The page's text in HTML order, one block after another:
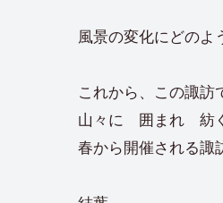
風景の変化にどのよ
これから、この諏訪
山々に 囲まれ 紡
春から開催される諏